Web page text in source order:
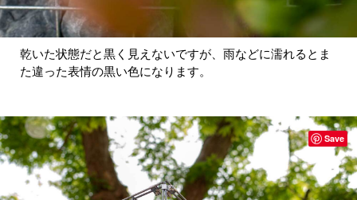
乾いた状態だと黒く見えないですが、雨などに濡れるとま
た違った表情の黒い色になります。
Save